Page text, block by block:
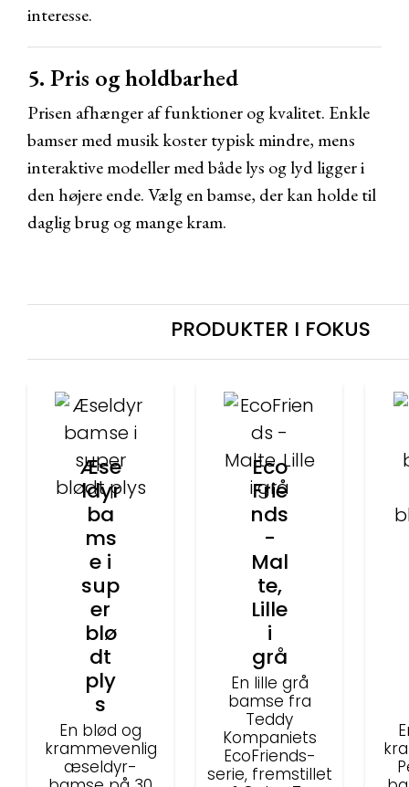
interesse.
5. Pris og holdbarhed
Prisen afhænger af funktioner og kvalitet. Enkle
bamser med musik koster typisk mindre, mens
interaktive modeller med både lys og lyd ligger i
den højere ende. Vælg en bamse, der kan holde til
daglig brug og mange kram.
PRODUKTER I FOKUS
Æse
ldyr
ba
ms
e i
sup
er
blø
dt
ply
s
En blød og
krammevenlig
æseldyr-
Eco
Frie
nds
-
Mal
te,
Lille
i
grå
En lille grå
bamse fra
Teddy
Kompaniets
EcoFriends-
serie, fremstillet